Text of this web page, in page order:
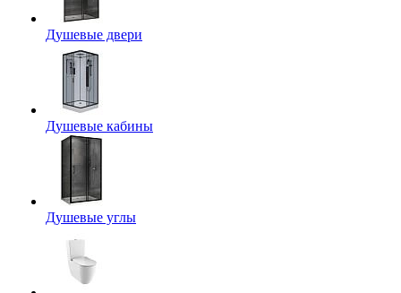
Душевые двери
Душевые кабины
Душевые углы